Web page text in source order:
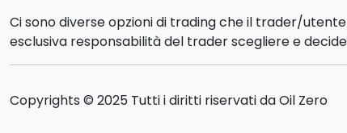
Ci sono diverse opzioni di trading che il trader/
esclusiva responsabilità del trader scegliere e
Copyrights © 2025 Tutti i diritti riservati da Oil Zero